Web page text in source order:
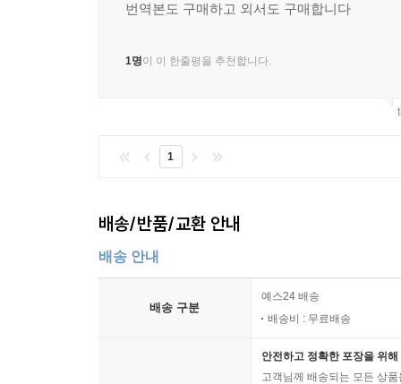
번역본도 구매하고 외서도 구매합니다
1명이 이 한줄평을 추천합니다.
1
배송/반품/교환 안내
배송 안내
배송 구분
예스24 배송
배송비 : 무료배송
안전하고 정확한 포장을 위
고객님께 배송되는 모든 상